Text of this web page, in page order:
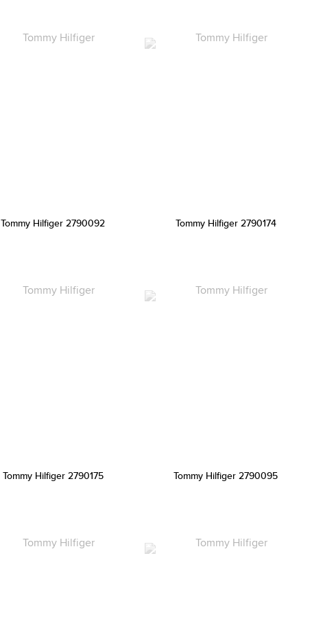
Tommy Hilfiger 2790092 Tommy Hilfiger 2790174
Tommy Hilfiger 2790175 Tommy Hilfiger 2790095